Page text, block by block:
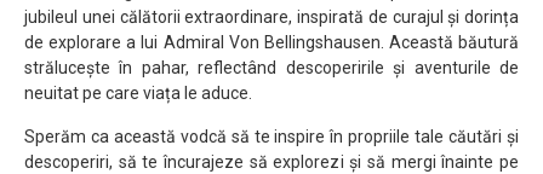
jubileul unei călătorii extraordinare, inspirată de curajul și dorința
de explorare a lui Admiral Von Bellingshausen. Această băutură
strălucește în pahar, reflectând descoperirile și aventurile de
neuitat pe care viața le aduce.
Sperăm ca această vodcă să te inspire în propriile tale căutări și
descoperiri, să te încurajeze să explorezi și să mergi înainte pe